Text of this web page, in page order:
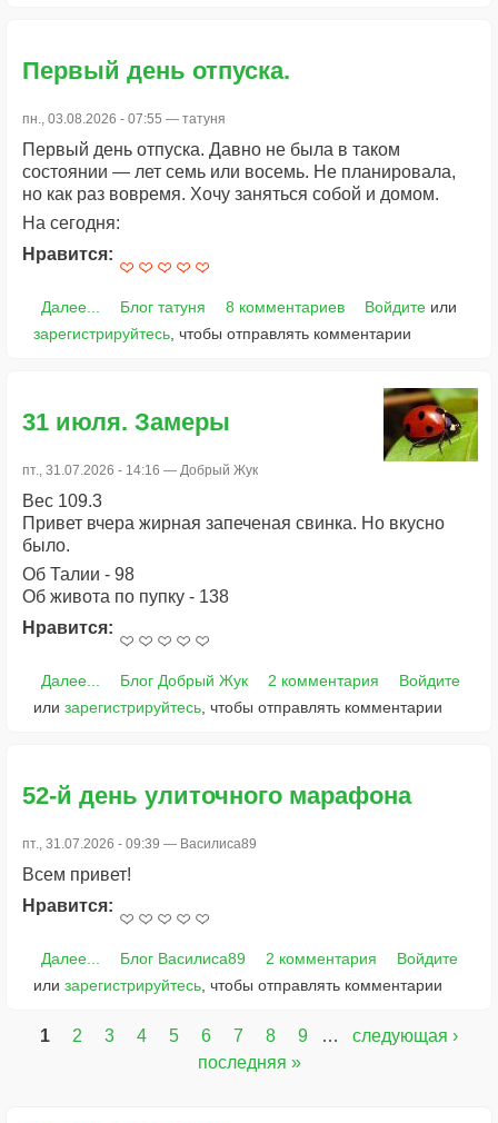
Первый день отпуска.
пн., 03.08.2026 - 07:55 — татуня
Первый день отпуска. Давно не была в таком
состоянии — лет семь или восемь. Не планировала,
но как раз вовремя. Хочу заняться собой и домом.
На сегодня:
Нравится:
Далее... Блог татуня 8 комментариев Войдитеили
зарегистрируйтесь , чтобы отправлять комментарии
31 июля. Замеры
пт., 31.07.2026 - 14:16 — Добрый Жук
Вес 109.3
Привет вчера жирная запеченая свинка. Но вкусно
было.
Об Талии - 98
Об живота по пупку - 138
Нравится:
Далее... Блог Добрый Жук 2 комментария
Войдите
или зарегистрируйтесь, чтобы отправлять комментарии
52-й день улиточного марафона
пт., 31.07.2026 - 09:39 — Василиса89
Всем привет!
Нравится:
Далее... Блог Василиса89 2 комментария
Войдите
или зарегистрируйтесь, чтобы отправлять комментарии
1 2 3 4 5 6 7 8 9 …
следующая ›
последняя »